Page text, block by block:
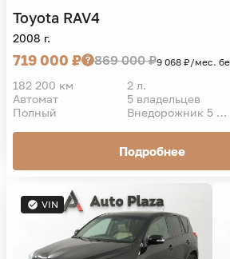
Toyota RAV4
2008 г.
719 000 ₽ 869 000 ₽9 068 ₽/мес.
182 200 км 2 л.
Автомат
5 владельцев
Полный
Внедорожник 5 дв.
Подробнее
VIN